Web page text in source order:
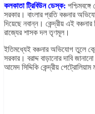
কলকাতা ট্রিবিউন ডেস্ক:
সরকার। বাংলার প্রতি বঞ্চনার
দিয়েছে নবান্ন। কেন্দ্রীয় এই
রাজ্যের শাসক দল তৃণমূল।
ইতিমধ্যেই বঞ্চনার অভিযোগ তুলে
সরকার। বরাদ্দ বাড়ানোর দাবি
আমেদ সিদ্দিকি কেন্দ্রীয়